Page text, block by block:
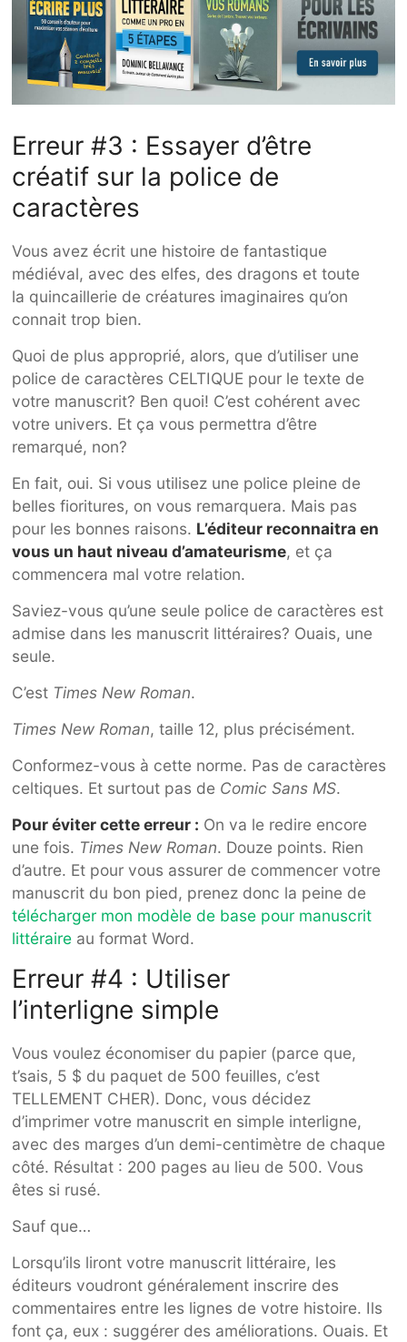
Erreur #3 : Essayer d’être
créatif sur la police de
caractères
Vous avez écrit une histoire de fantastique
médiéval, avec des elfes, des dragons et toute
la quincaillerie de créatures imaginaires qu’on
connait trop bien.
Quoi de plus approprié, alors, que d’utiliser une
police de caractères CELTIQUE pour le texte de
votre manuscrit? Ben quoi! C’est cohérent avec
votre univers. Et ça vous permettra d’être
remarqué, non?
En fait, oui. Si vous utilisez une police pleine de
belles fioritures, on vous remarquera. Mais pas
pour les bonnes raisons. L’éditeur reconnaitra en
vous un haut niveau d’amateurisme, et ça
commencera mal votre relation.
Saviez-vous qu’une seule police de caractères est
admise dans les manuscrit littéraires? Ouais, une
seule.
C’est Times New Roman.
Times New Roman, taille 12, plus précisément.
Conformez-vous à cette norme. Pas de caractères
celtiques. Et surtout pas de Comic Sans MS.
Pour éviter cette erreur : On va le redire encore
une fois. Times New Roman. Douze points. Rien
d’autre. Et pour vous assurer de commencer votre
manuscrit du bon pied, prenez donc la peine de
télécharger mon modèle de base pour manuscrit
littéraire au format Word.
Erreur #4 : Utiliser
l’interligne simple
Vous voulez économiser du papier (parce que,
t’sais, 5 $ du paquet de 500 feuilles, c’est
TELLEMENT CHER). Donc, vous décidez
d’imprimer votre manuscrit en simple interligne,
avec des marges d’un demi-centimètre de chaque
côté. Résultat : 200 pages au lieu de 500. Vous
êtes si rusé.
Sauf que…
Lorsqu’ils liront votre manuscrit littéraire, les
éditeurs voudront généralement inscrire des
commentaires entre les lignes de votre histoire. Ils
font ça, eux : suggérer des améliorations. Ouais. Et